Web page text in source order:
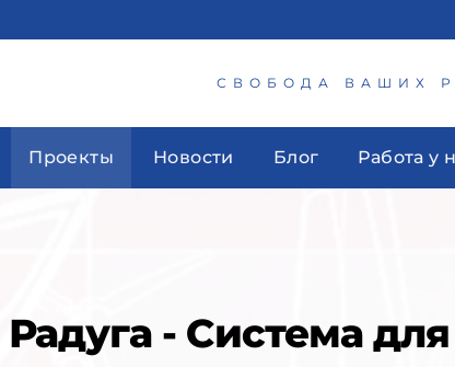
СВОБОДА ВАШИХ
Проекты Новости Блог Работа у
- Система